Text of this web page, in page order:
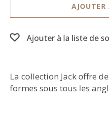
AJOUTER
Ajouter à la liste de
La collection Jack offre
formes sous tous les